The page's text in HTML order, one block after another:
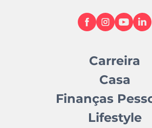
Carreira
Casa
Finanças
Lifestyle